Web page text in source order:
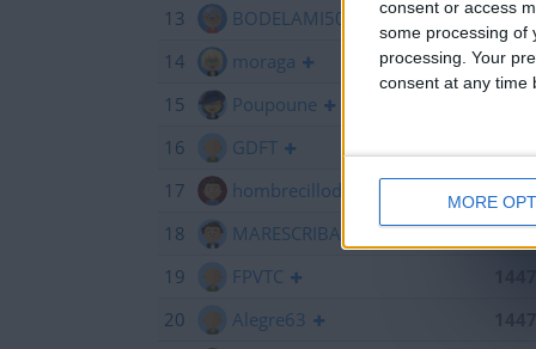
consent or access
some processing of
processing. Your
consent at any time
MORE
13
BODELAMI50
14
moraga
15
Poupoune
16
GDFT
17
hombrecillodepan
18
MARESCRIBANO
19
FPVTC
20
Alegre63